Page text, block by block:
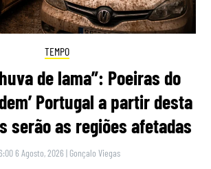
TEMPO
de lama”: Poeiras do
Portugal a partir desta
serão as regiões afetadas
6 Agosto, 2026 | Gonçalo Viegas